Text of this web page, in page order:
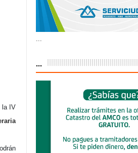
de la Mujer
la IV
...